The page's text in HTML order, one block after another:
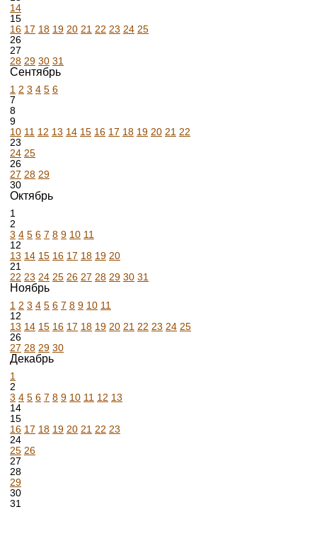
14
15
16 17 18 19 20 21 22 23 24 25
26
27
28 29 30 31
Сентябрь
1 2 3 4 5 6
7
8
9
10 11 12 13 14 15 16 17 18 19 20 21 22
23
24 25
26
27 28 29
30
Октябрь
1
2
3 4 5 6 7 8 9 10 11
12
13 14 15 16 17 18 19 20
21
22 23 24 25 26 27 28 29 30 31
Ноябрь
1 2 3 4 5 6 7 8 9 10 11
12
13 14 15 16 17 18 19 20 21 22 23 24 25
26
27 28 29 30
Декабрь
1
2
3 4 5 6 7 8 9 10 11 12 13
14
15
16 17 18 19 20 21 22 23
24
25 26
27
28
29
30
31